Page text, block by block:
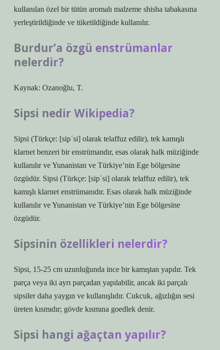
kullanılan özel bir tütün aromalı malzeme shisha tabakasına
yerleştirildiğinde ve tüketildiğinde kullanılır.
Burdur’a özgü enstrümanlar
nelerdir?
Kaynak: Ozanoğlu, T.
Sipsi nedir Wikipedia?
Sipsi (Türkçe: [sipˈsi] olarak telaffuz edilir), tek kamışlı
klarnet benzeri bir enstrümandır, esas olarak halk müziğinde
kullanılır ve Yunanistan ve Türkiye’nin Ege bölgesine
özgüdür. Sipsi (Türkçe: [sipˈsi] olarak telaffuz edilir), tek
kamışlı klarnet enstrümanıdır. Esas olarak halk müziğinde
kullanılır ve Yunanistan ve Türkiye’nin Ege bölgesine
özgüdür.
Sipsinin özellikleri nelerdir?
Sipsi, 15-25 cm uzunluğunda ince bir kamıştan yapılır. Tek
parça veya iki ayrı parçadan yapılabilir, ancak iki parçalı
sipsiler daha yaygın ve kullanışlıdır. Cukcuk, ağızlığın sesi
üreten kısmıdır; gövde kısmına goedlek denir.
Sipsi hangi ağaçtan yapılır?